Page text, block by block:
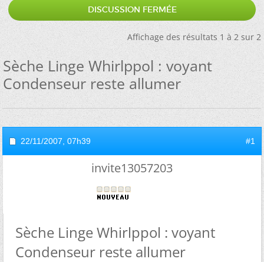
DISCUSSION FERMÉE
Affichage des résultats 1 à 2 sur 2
Sèche Linge Whirlppol : voyant
Condenseur reste allumer
22/11/2007, 07h39 #1
invite13057203
Sèche Linge Whirlppol : voyant
Condenseur reste allumer